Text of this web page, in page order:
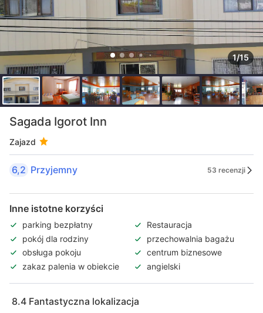
1/15
Sagada Igorot Inn
Zajazd
6,2 Przyjemny 53 recenzji
Inne istotne korzyści
parking bezpłatny
Restauracja
pokój dla rodziny
przechowalnia bagażu
obsługa pokoju
centrum biznesowe
zakaz palenia w obiekcie
angielski
8.4 Fantastyczna lokalizacja